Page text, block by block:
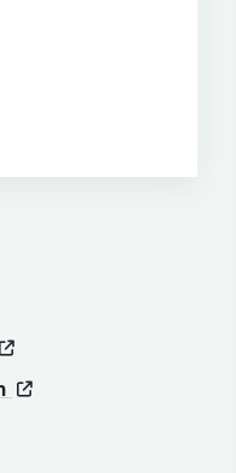
neuem Fenster)
neuem Fenster)
Fenster)
Fenster)
(öffnet in neuem
(öffnet in neuem
(öffnet in neuem
(öffnet in neuem